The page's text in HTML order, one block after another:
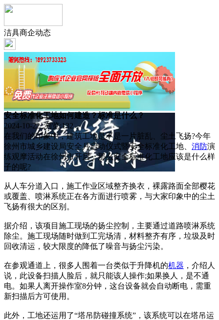
洁具商企动态
安全标准化工地如何建造？标准是什么？
2024-10-22 浏览:132
在我们的印象中，建筑工地是不是一片脏乱、尘土飞扬?今年
徐州市城乡建设局安全月启动仪式暨安全标准化工地、 消防演
练观摩活动在徐州市开启，那么安全标准化工地应该是什么样
子的呢?
从人车分道入口，施工作业区域整齐换衣，裸露路面全部樱花
或覆盖、喷淋系统正在各方面进行喷雾，与大家印象中的尘土
飞扬有很大的区别。
据介绍，该项目施工现场的扬尘控制，主要通过道路喷淋系统
除尘。施工现场随时做到工完场清，材料整齐有序，垃圾及时
回收清运，较大限度的降低了噪音与扬尘污染。
在参观通道上，很多人围着一台类似于升降机的机器 ，介绍人
说，此设备扫描人脸后，就只能该人操作;如果换人，是不通
电。如果人离开操作室8分钟，这台设备就会自动断电，需重
新扫描后方可使用。
此外，工地还运用了“塔吊防碰撞系统”，该系统可以在塔吊运